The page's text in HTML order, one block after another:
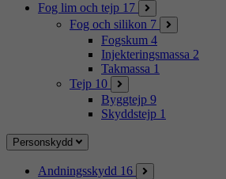
Fog lim och tejp 17
Fog och silikon 7
Fogskum 4
Injekteringsmassa 2
Takmassa 1
Tejp 10
Byggtejp 9
Skyddstejp 1
Personskydd
Andningsskydd 16